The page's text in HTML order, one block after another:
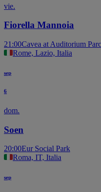
vie.
Fiorella Mannoia
21:00Cavea at Auditorium
Rome, Lazio, Italia
sep
6
dom.
Soen
20:00Eur Social Park
Roma, IT, Italia
sep